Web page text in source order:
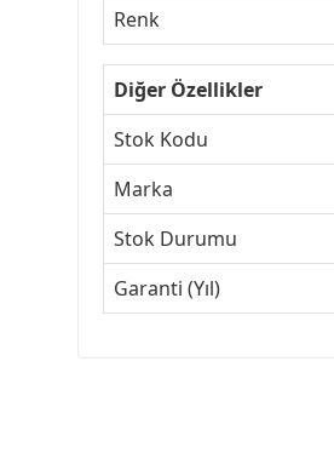
Renk
Diğer Özellikler
Stok Kodu
Marka
Stok Durumu
Garanti (Yıl)